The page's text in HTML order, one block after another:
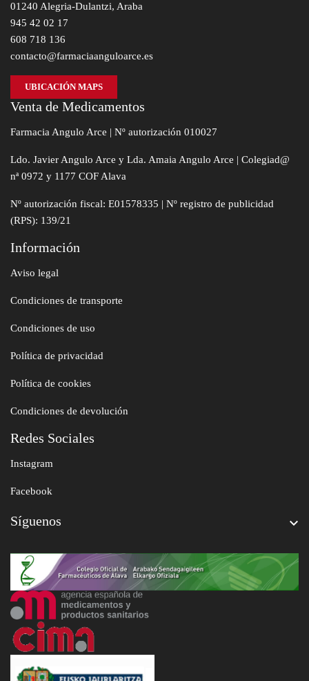
01240 Alegria-Dulantzi, Araba
945 42 02 17
608 718 136
contacto@farmaciaanguloarce.es
UBICACIÓN MAPS
Venta de Medicamentos
Farmacia Angulo Arce | Nº autorización 010027
Ldo. Javier Angulo Arce y Lda. Amaia Angulo Arce | Colegiad@
nª 0972 y 1177 COF Alava
Nº autorización fiscal: E01578335 | Nº registro de publicidad
(RPS): 139/21
Información
Aviso legal
Condiciones de transporte
Condiciones de uso
Política de privacidad
Política de cookies
Condiciones de devolución
Redes Sociales
Instagram
Facebook
Síguenos 